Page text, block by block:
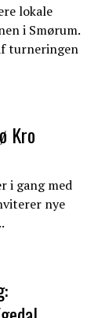
lokale
i Smørum.
turneringen
Kro
i gang med
nye